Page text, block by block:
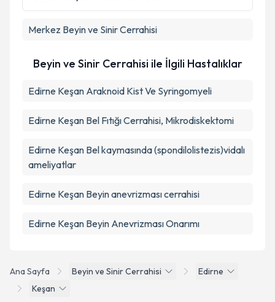
Ana Sayfa Beyin ve Sinir Cerrahisi
Edirne
Keşan
Merkez Beyin ve Sinir Cerrahisi
Beyin ve Sinir Cerrahisi ile İlgili Hastalıklar
Edirne Keşan Araknoid Kist Ve Syringomyeli
Edirne Keşan Bel Fıtığı Cerrahisi, Mikrodiskektomi
Edirne Keşan Bel kaymasında (spondilolistezis)vidalı
ameliyatlar
Edirne Keşan Beyin anevrizması cerrahisi
Edirne Keşan Beyin Anevrizması Onarımı